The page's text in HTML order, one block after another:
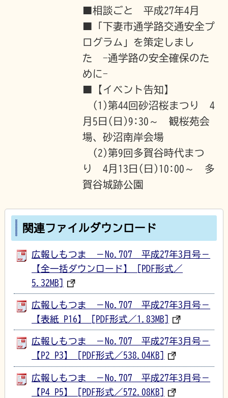
■相談ごと 平成27年4月
■「下妻市通学路交通安全プ
ログラム」を策定しまし
た -通学路の安全確保のた
めに-
■【イベント告知】
(1)第44回砂沼桜まつり 4
月5日(日)9:30～ 観桜苑会
場、砂沼南岸会場
(2)第9回多賀谷時代まつ
り 4月13日(日)10:00～ 多
賀谷城跡公園
関連ファイルダウンロード
広報しもつま －No.707 平成27年3月号－
【全一括ダウンロード】 [PDF形式／
5.32MB]
広報しもつま －No.707 平成27年3月号－
【表紙_P16】 [PDF形式／1.83MB]
広報しもつま －No.707 平成27年3月号－
【P2_P3】 [PDF形式／538.04KB]
広報しもつま －No.707 平成27年3月号－
【P4_P5】 [PDF形式／572.08KB]